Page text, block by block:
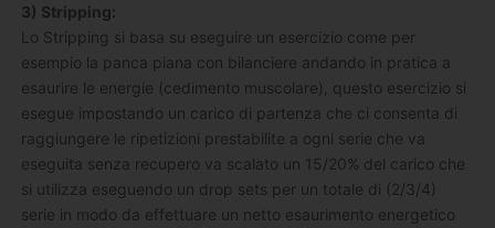
3) Stripping:
Lo Stripping si basa su eseguire un esercizio come per
esempio la panca piana con bilanciere andando in pratica a
esaurire le energie (cedimento muscolare), questo esercizio si
esegue impostando un carico di partenza che ci consenta di
raggiungere le ripetizioni prestabilite a ogni serie che va
eseguita senza recupero va scalato un 15/20% del carico che
si utilizza eseguendo un drop sets per un totale di (2/3/4)
serie in modo da effettuare un netto esaurimento energetico